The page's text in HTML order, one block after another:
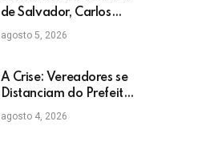
de Salvador, Carlos
Muniz confirma apoio a
ACM Neto: “Irei lutar
campanha”
agosto 5, 2026
A Crise: Vereadores se
Distanciam do Prefeito
de Eunápolis Robério
Oliveira nas Eleições
agosto 4, 2026